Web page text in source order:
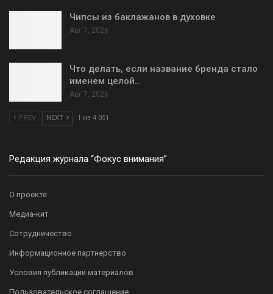
Чипсы из баклажанов в духовке
Авг 7, 2026
Что делать, если название бренда стало
именем целой…
Авг 7, 2026
PREV NEXT 1 из 4 051
Редакция журнала “Фокус внимания”
О проекте
Медиа-кит
Сотрудничество
Информационное партнерство
Условия публикации материалов
Пользовательское соглашение